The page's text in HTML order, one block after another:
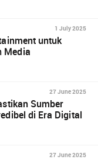
1 July 2025
untuk
Media
27 June 2025
Sumber
di Era Digital
27 June 2025